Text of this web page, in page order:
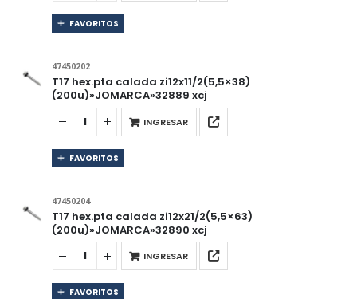
FAVORITOS
47450202
T17 hex.pta calada zi12x11/2(5,5×38)
(200u)»JOMARCA»32889 xcj
INGRESAR
FAVORITOS
47450204
T17 hex.pta calada zi12x21/2(5,5×63)
(200u)»JOMARCA»32890 xcj
INGRESAR
FAVORITOS